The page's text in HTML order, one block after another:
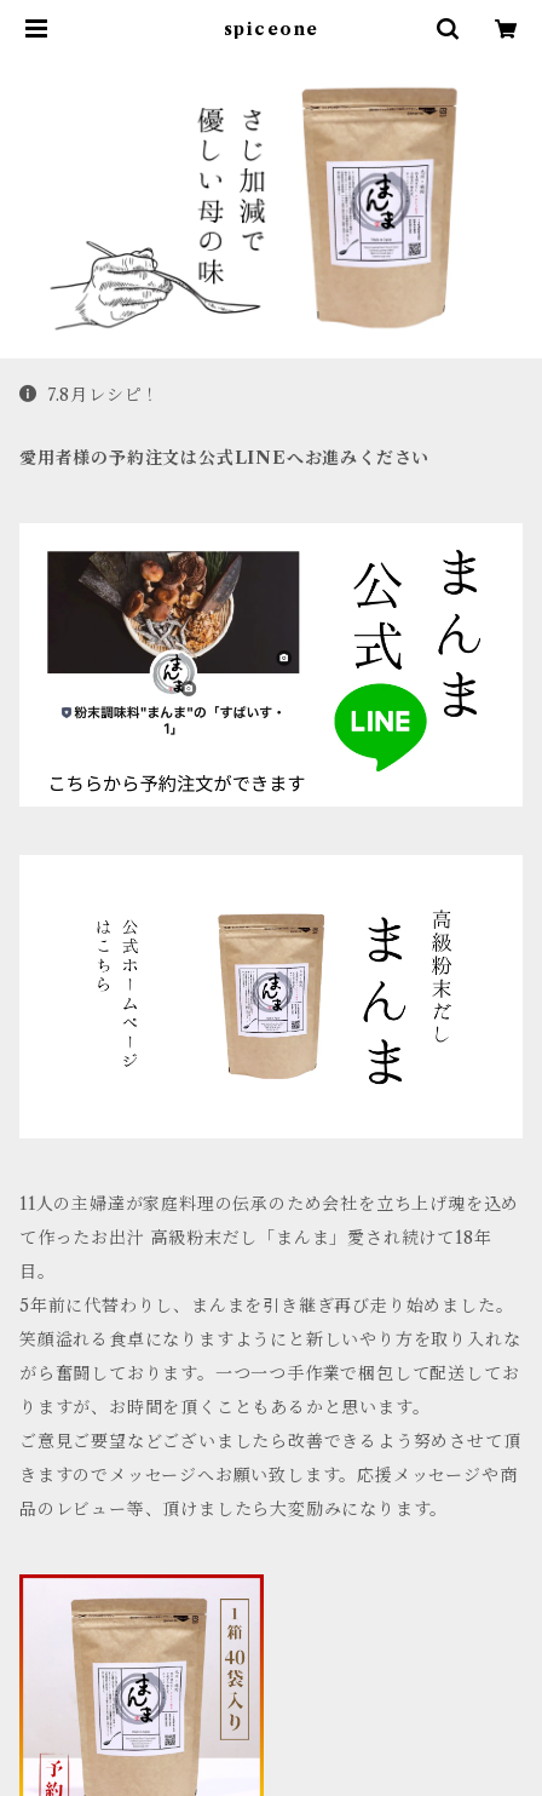
spiceone
7.8月レシピ！
愛用者様の予約注文は公式LINEへお進みください
11人の主婦達が家庭料理の伝承のため会社を立ち上げ魂を込め
て作ったお出汁 高級粉末だし「まんま」愛され続けて18年
目。
5年前に代替わりし、まんまを引き継ぎ再び走り始めました。
笑顔溢れる食卓になりますようにと新しいやり方を取り入れな
がら奮闘しております。一つ一つ手作業で梱包して配送してお
りますが、お時間を頂くこともあるかと思います。
ご意見ご要望などございましたら改善できるよう努めさせて頂
きますのでメッセージへお願い致します。応援メッセージや商
品のレビュー等、頂けましたら大変励みになります。